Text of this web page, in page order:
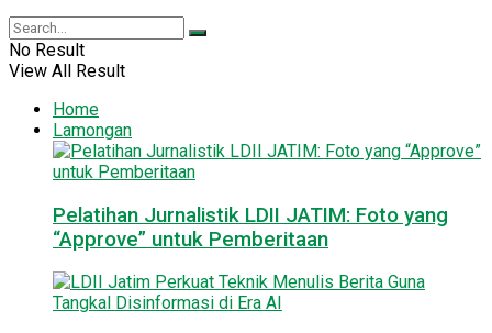
No Result
View All Result
Home
Lamongan
Pelatihan Jurnalistik LDII JATIM: Foto yang
“Approve” untuk Pemberitaan